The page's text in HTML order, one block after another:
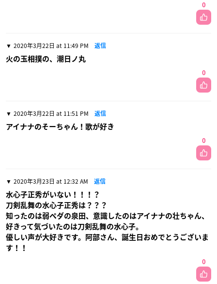
0
2020年3月22日 at 11:49 PM 返信
火の玉相撲の、潮日ノ丸
0
2020年3月22日 at 11:51 PM 返信
アイナナのそーちゃん！歌が好き
0
2020年3月23日 at 12:32 AM 返信
水心子正秀がいない！！！？
刀剣乱舞の水心子正秀は？？？
知ったのは弱ペダの泉田、意識したのはアイナナの壮ちゃん、
好きって気づいたのは刀剣乱舞の水心子。
優しい声が大好きです。阿部さん、誕生日おめでとうございま
す！！
0